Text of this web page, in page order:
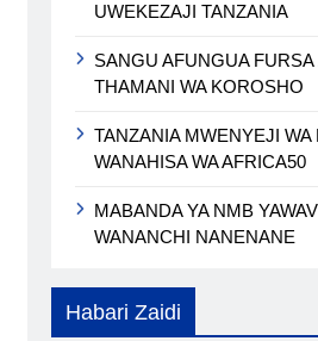
UWEKEZAJI TANZANIA
SANGU AFUNGUA
THAMANI WA KOROSHO
TANZANIA MWENYEJI WA
WANAHISA WA AFRICA50
MABANDA YA NMB
WANANCHI NANENANE
Habari Zaidi